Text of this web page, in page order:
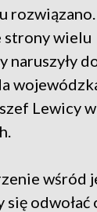
rozwiązano.
strony wielu
Lewicy w
wśród
się odwołać